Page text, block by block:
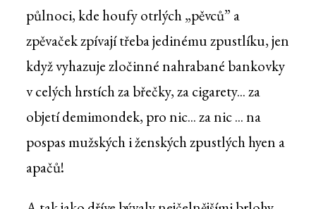
půlnoci, kde houfy otrlých „pěvců” a
zpěvaček zpívají třeba jedinému zpustlíku, jen
když vyhazuje zločinné nahrabané bankovky
v celých hrstích za břečky, za cigarety... za
objetí demimondek, pro nic... za nic ... na
pospas mužských i ženských zpustlých hyen a
apačů!